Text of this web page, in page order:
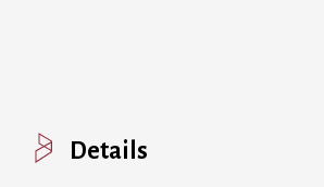
Details